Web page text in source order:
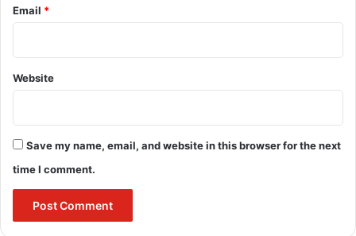
Email *
Website
Save my name, email, and website in this browser for the next
time I comment.